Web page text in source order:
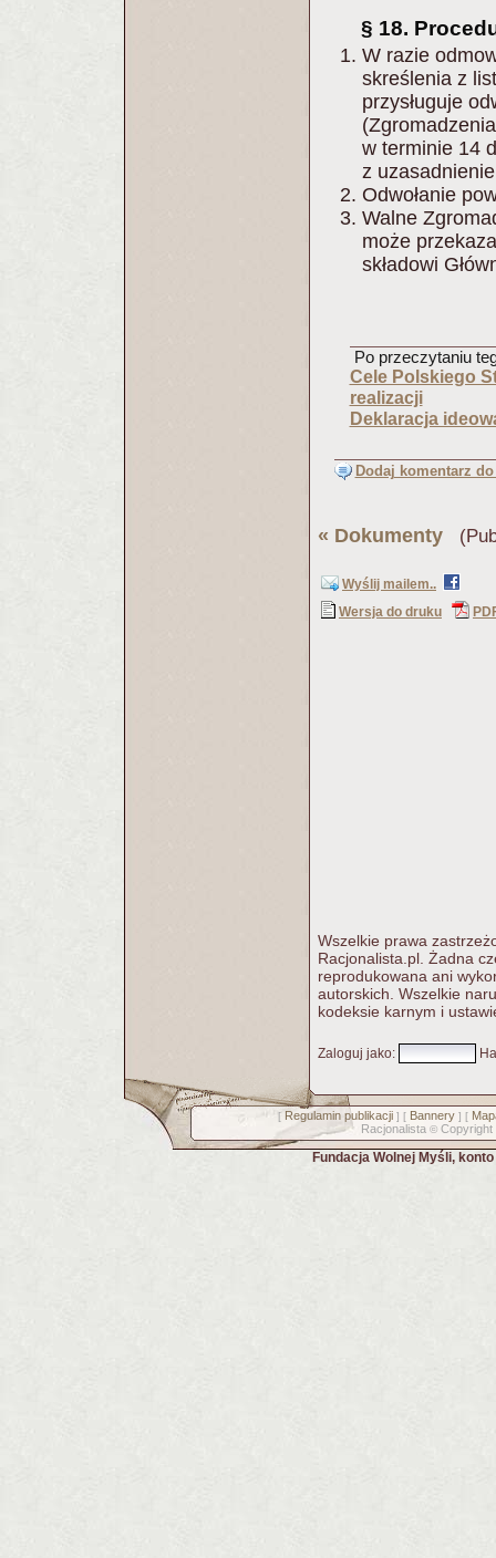
§ 18.
W razie
skreślenia z
przysługuje
w terminie 14
z
Odwołanie
Walne
może
składowi
Po przeczytaniu
Cele Polskiego
realizacji
Deklaracja
Dodaj komentarz
« Dokumenty
Wyślij mailem..
Wersja do druku
Wszelkie prawa
Racjonalista.pl. Żadna
reprodukowana ani
autorskich. Wszelkie
kodeksie karnym i
Zaloguj jako:
[ Regulamin publikacji] [ Bannery] [
Racjonalista © Copyright
Fundacja Wolnej Myśli,